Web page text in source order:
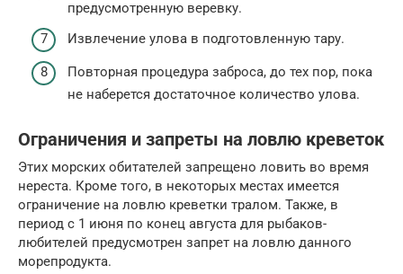
предусмотренную веревку.
Извлечение улова в подготовленную тару.
Повторная процедура заброса, до тех пор, пока
не наберется достаточное количество улова.
Ограничения и запреты на ловлю креветок
Этих морских обитателей запрещено ловить во время
нереста. Кроме того, в некоторых местах имеется
ограничение на ловлю креветки тралом. Также, в
период с 1 июня по конец августа для рыбаков-
любителей предусмотрен запрет на ловлю данного
морепродукта.